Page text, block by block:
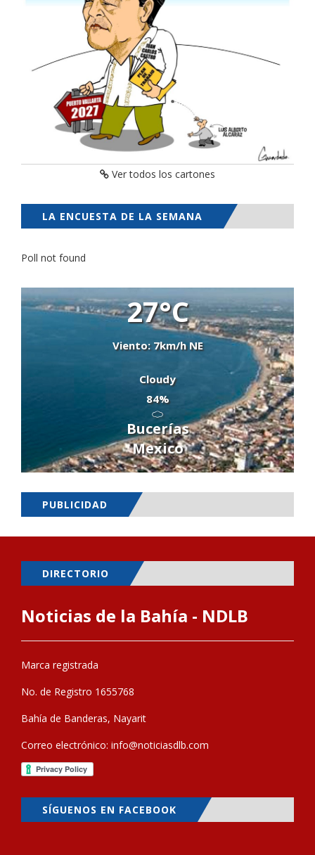
Ver todos los cartones
LA ENCUESTA DE LA SEMANA
Poll not found
27°C
Viento: 7km/h NE
Cloudy
84%
Bucerías
Mexico
PUBLICIDAD
DIRECTORIO
Noticias de la Bahía - NDLB
Marca registrada
No. de Registro 1655768
Bahía de Banderas, Nayarit
Correo electrónico: info@noticiasdlb.com
SÍGUENOS EN FACEBOOK